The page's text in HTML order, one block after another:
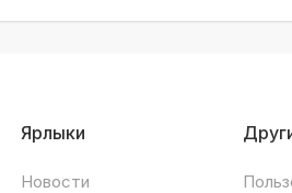
Ярлыки
Новости